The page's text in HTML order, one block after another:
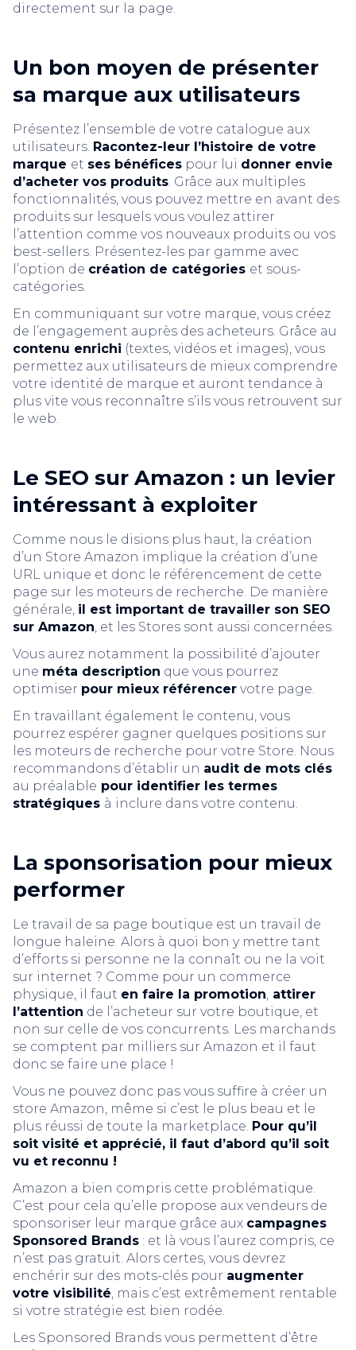
directement sur la page.
Un bon moyen de présenter
sa marque aux utilisateurs
Présentez l’ensemble de votre catalogue aux
utilisateurs. Racontez-leur l’histoire de votre
marque et ses bénéfices pour lui donner envie
d’acheter vos produits. Grâce aux multiples
fonctionnalités, vous pouvez mettre en avant des
produits sur lesquels vous voulez attirer
l’attention comme vos nouveaux produits ou vos
best-sellers. Présentez-les par gamme avec
l’option de création de catégories et sous-
catégories.
En communiquant sur votre marque, vous créez
de l’engagement auprès des acheteurs. Grâce au
contenu enrichi (textes, vidéos et images), vous
permettez aux utilisateurs de mieux comprendre
votre identité de marque et auront tendance à
plus vite vous reconnaître s’ils vous retrouvent sur
le web.
Le SEO sur Amazon : un levier
intéressant à exploiter
Comme nous le disions plus haut, la création
d’un Store Amazon implique la création d’une
URL unique et donc le référencement de cette
page sur les moteurs de recherche. De manière
générale, il est important de travailler son SEO
sur Amazon, et les Stores sont aussi concernées.
Vous aurez notamment la possibilité d’ajouter
une méta description que vous pourrez
optimiser pour mieux référencer votre page.
En travaillant également le contenu, vous
pourrez espérer gagner quelques positions sur
les moteurs de recherche pour votre Store. Nous
recommandons d’établir un audit de mots clés
au préalable pour identifier les termes
stratégiques à inclure dans votre contenu.
La sponsorisation pour mieux
performer
Le travail de sa page boutique est un travail de
longue haleine. Alors à quoi bon y mettre tant
d’efforts si personne ne la connaît ou ne la voit
sur internet ? Comme pour un commerce
physique, il faut en faire la promotion, attirer
l’attention de l’acheteur sur votre boutique, et
non sur celle de vos concurrents. Les marchands
se comptent par milliers sur Amazon et il faut
donc se faire une place !
Vous ne pouvez donc pas vous suffire à créer un
store Amazon, même si c’est le plus beau et le
plus réussi de toute la marketplace. Pour qu’il
soit visité et apprécié, il faut d’abord qu’il soit
vu et reconnu !
Amazon a bien compris cette problématique.
C’est pour cela qu’elle propose aux vendeurs de
sponsoriser leur marque grâce aux campagnes
Sponsored Brands : et là vous l’aurez compris, ce
n’est pas gratuit. Alors certes, vous devrez
enchérir sur des mots-clés pour augmenter
votre visibilité, mais c’est extrêmement rentable
si votre stratégie est bien rodée.
Les Sponsored Brands vous permettent d’être